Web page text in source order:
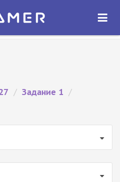
ОТКРЫТЬ
/ Задание 1 /